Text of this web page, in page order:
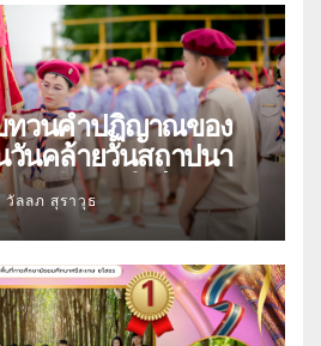
ทวนคำปฏิญาณของ
วันคล้ายวันสถาปนา
ชาติ ประจำปี 2569
วัลลภ สุราวุธ